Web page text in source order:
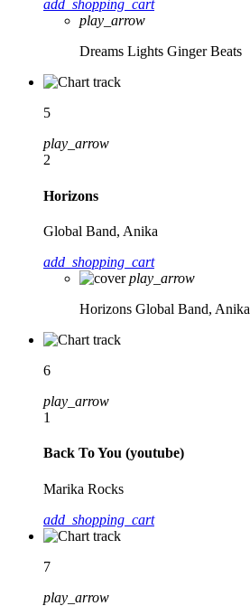
add_shopping_cart
play_arrow
Dreams Lights Ginger Beats
5
play_arrow
2
Horizons
Global Band, Anika
add_shopping_cart
play_arrow
Horizons Global Band, Anika
6
play_arrow
1
Back To You (youtube)
Marika Rocks
add_shopping_cart
7
play_arrow